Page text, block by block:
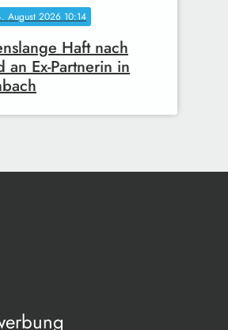
. August 2026 10:14
Haft nach
an Ex-Partnerin in